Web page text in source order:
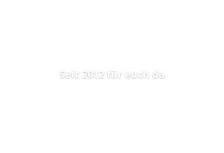
Seit 2012 für euch da